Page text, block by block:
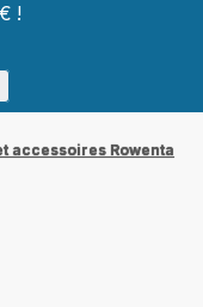
!
accessoires Rowenta